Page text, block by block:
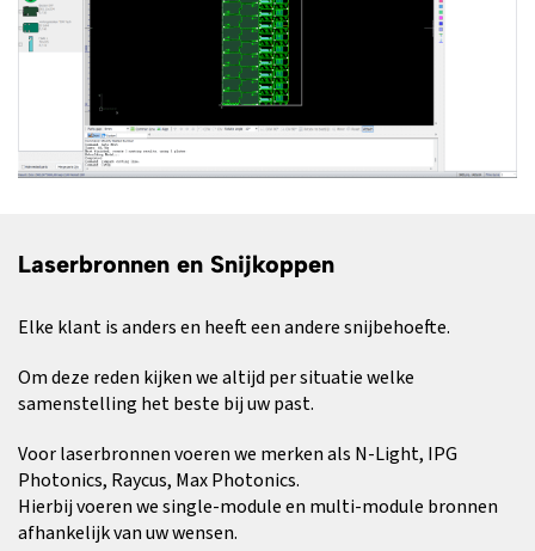
Laserbronnen en Snijkoppen
Elke klant is anders en heeft een andere snijbehoefte.
Om deze reden kijken we altijd per situatie welke
samenstelling het beste bij uw past.
Voor laserbronnen voeren we merken als N-Light, IPG
Photonics, Raycus, Max Photonics.
Hierbij voeren we single-module en multi-module bronnen
afhankelijk van uw wensen.